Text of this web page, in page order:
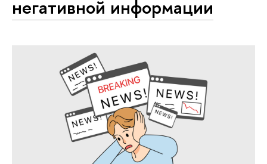
негативной информации